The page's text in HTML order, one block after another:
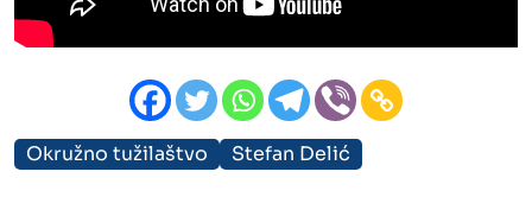
Okružno tužilaštvo Stefan Delić